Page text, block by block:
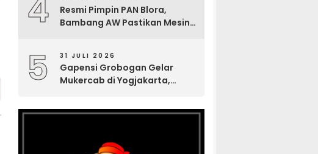
4
Resmi Pimpin PAN Blora,
Bambang AW Pastikan Mesin
5 31 JULI 2026
Gapensi Grobogan Gelar
Mukercab di Yogjakarta,